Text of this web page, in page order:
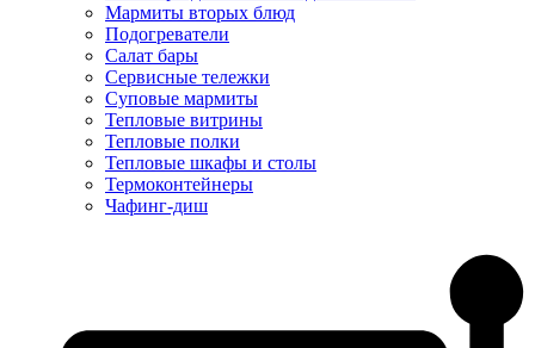
Мармиты вторых блюд
Подогреватели
Салат бары
Сервисные тележки
Суповые мармиты
Тепловые витрины
Тепловые полки
Тепловые шкафы и столы
Термоконтейнеры
Чафинг-диш